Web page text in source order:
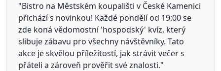
"Bistro na Městském koupališti v České Kamenici
přichází s novinkou! Každé pondělí od 19:00 se
zde koná vědomostní 'hospodský' kvíz, který
slibuje zábavu pro všechny návštěvníky. Tato
akce je skvělou příležitostí, jak strávit večer s
přáteli a zároveň prověřit své znalosti."